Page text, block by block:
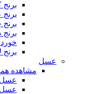
برنج
برنج
عسل
مشاهده
عسل
عسل